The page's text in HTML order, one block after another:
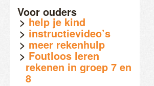
Voor ouders
help je kind
instructievideo’s
meer rekenhulp
Foutloos leren
rekenen in groep 7 en
8